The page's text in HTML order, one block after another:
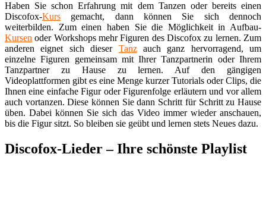
Haben Sie schon Erfahrung mit dem Tanzen oder bereits einen
Discofox-Kurs gemacht, dann können Sie sich dennoch
weiterbilden. Zum einen haben Sie die Möglichkeit in Aufbau-
Kursen oder Workshops mehr Figuren des Discofox zu lernen. Zum
anderen eignet sich dieser Tanzauch ganz hervorragend, um
einzelne Figuren gemeinsam mit Ihrer Tanzpartnerin oder Ihrem
Tanzpartner zu Hause zu lernen. Auf den gängigen
Videoplattformen gibt es eine Menge kurzer Tutorials oder Clips, die
Ihnen eine einfache Figur oder Figurenfolge erläutern und vor allem
auch vortanzen. Diese können Sie dann Schritt für Schritt zu Hause
üben. Dabei können Sie sich das Video immer wieder anschauen,
bis die Figur sitzt. So bleiben sie geübt und lernen stets Neues dazu.
Discofox-Lieder – Ihre schönste Playlist